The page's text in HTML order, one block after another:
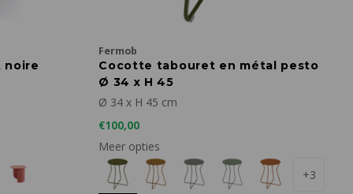
noire
Fermob
Cocotte tabouret en métal pesto
Ø 34 x H 45
Ø 34 x H 45 cm
€100,00
Meer opties
+3